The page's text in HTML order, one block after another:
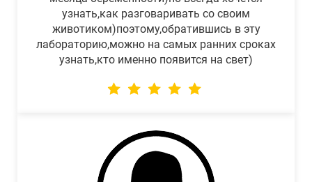
узнать,как разговаривать со своим
животиком)поэтому,обратившись в эту
лабораторию,можно на самых ранних сроках
узнать,кто именно появится на свет)